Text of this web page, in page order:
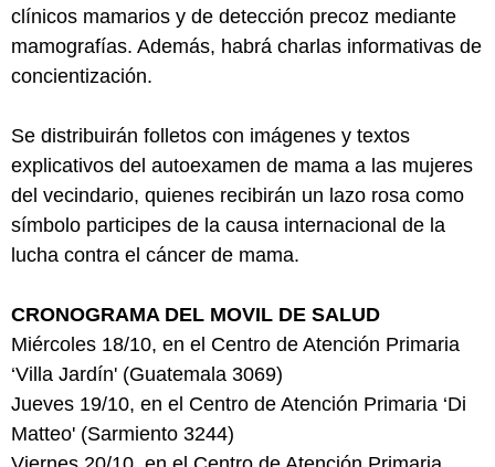
clínicos mamarios y de detección precoz mediante
mamografías. Además, habrá charlas informativas de
concientización.
Se distribuirán folletos con imágenes y textos
explicativos del autoexamen de mama a las mujeres
del vecindario, quienes recibirán un lazo rosa como
símbolo participes de la causa internacional de la
lucha contra el cáncer de mama.
CRONOGRAMA DEL MOVIL DE SALUD
Miércoles 18/10, en el Centro de Atención Primaria
‘Villa Jardín' (Guatemala 3069)
Jueves 19/10, en el Centro de Atención Primaria ‘Di
Matteo' (Sarmiento 3244)